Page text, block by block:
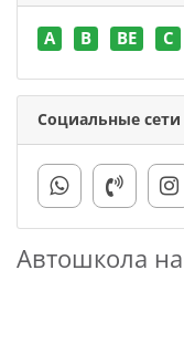
A B BE C
Социальные сети
Автошкола